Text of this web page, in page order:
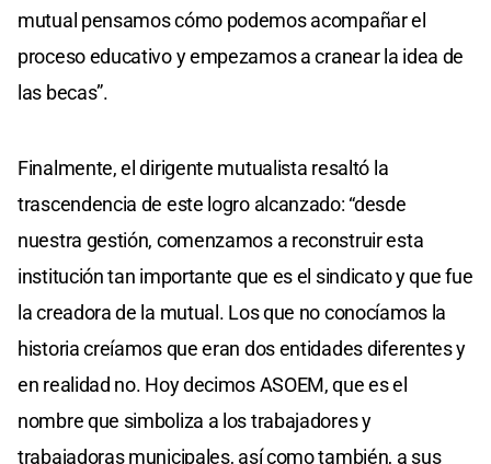
mutual pensamos cómo podemos acompañar el
proceso educativo y empezamos a cranear la idea de
las becas”.
Finalmente, el dirigente mutualista resaltó la
trascendencia de este logro alcanzado: “desde
nuestra gestión, comenzamos a reconstruir esta
institución tan importante que es el sindicato y que fue
la creadora de la mutual. Los que no conocíamos la
historia creíamos que eran dos entidades diferentes y
en realidad no. Hoy decimos ASOEM, que es el
nombre que simboliza a los trabajadores y
trabajadoras municipales, así como también, a sus